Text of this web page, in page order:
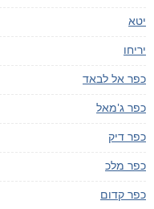
יטא
יריחו
כפר אל לבאד
כפר ג'מאל
כפר דיק
כפר מלכ
כפר קדום